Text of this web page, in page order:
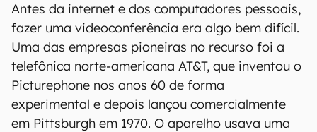
Antes da internet e dos computadores pessoais,
fazer uma videoconferência era algo bem difícil.
Uma das empresas pioneiras no recurso foi a
telefônica norte-americana AT&T, que inventou o
Picturephone nos anos 60 de forma
experimental e depois lançou comercialmente
em Pittsburgh em 1970. O aparelho usava uma